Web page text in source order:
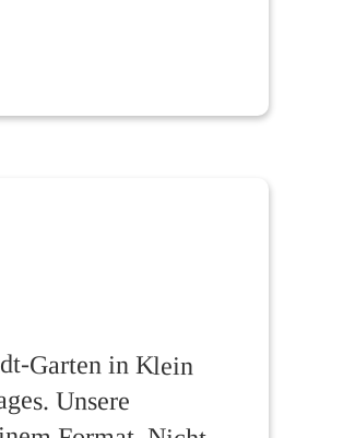
Garten in Klein
Tages. Unsere
Format. Nicht
Also haben wir